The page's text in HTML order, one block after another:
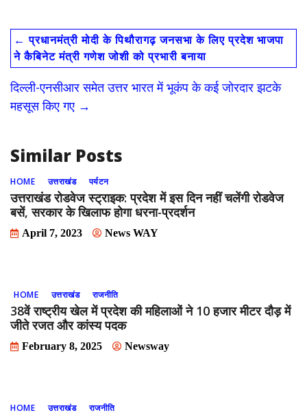
e
b
o
o
k
to
d
o
n
ai
l
ar
e
← प्रधानमंत्री मोदी के पिथौरागढ़ जनसभा के लिए प्रदेश भाजपा
ने कैबिनेट मंत्री गणेश जोशी को प्रभारी बनाया
दिल्ली-एनसीआर समेत उत्तर भारत में भूकंप के कई जोरदार झटके
महसूस किए गए →
Similar Posts
HOME उत्तराखंड पर्यटन
उत्तराखंड रोडवेज स्ट्राइक: प्रदेश में इस दिन नहीं चलेंगी रोडवेज
बसें, सरकार के खिलाफ होगा धरना-प्रदर्शन
April 7, 2023 News WAY
HOME उत्तराखंड राजनीति
38वें राष्ट्रीय खेल में प्रदेश की महिलाओं ने 10 हजार मीटर दौड़ में
जीते रजत और कांस्य पदक
February 8, 2025 Newsway
HOME उत्तराखंड राजनीति